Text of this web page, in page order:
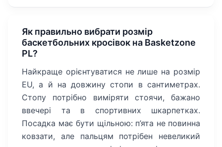
Як правильно вибрати розмір
баскетбольних кросівок на Basketzone
PL?
Найкраще орієнтуватися не лише на розмір
EU, а й на довжину стопи в сантиметрах.
Стопу потрібно виміряти стоячи, бажано
ввечері та в спортивних шкарпетках.
Посадка має бути щільною: п’ята не повинна
ковзати, але пальцям потрібен невеликий